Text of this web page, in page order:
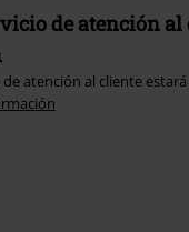
de atención al
atención al cliente